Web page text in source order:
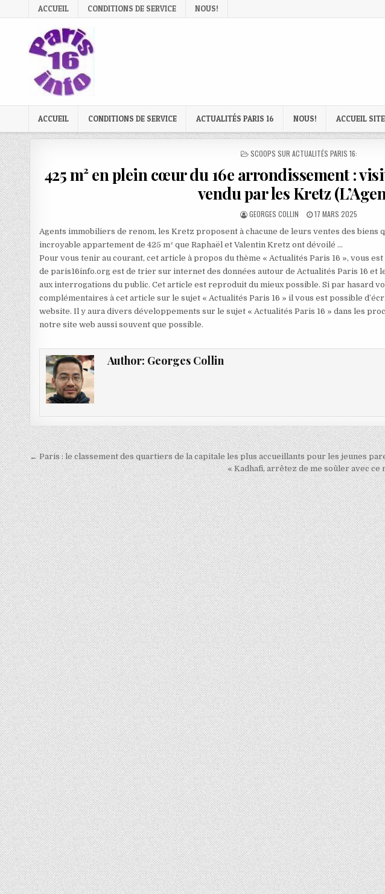
to
ACCUEIL CONDITIONS DE SERVICE NOUS!
ACCUEIL CONDITIONS DE SERVICE ACTUALITÉS PARIS 16 NOUS! ACCUEIL SITE
POSTED
SCOOPS SUR ACTUALITÉS PARIS 16:
425 m² en plein cœur du 16e arrondissement :
vendu par les Kretz
AUTHOR:
GEORGES COLLIN
PUBLISHED
17 MARS 2025
Agents immobiliers de renom, les Kretz proposent à chacune de leurs ventes des biens
incroyable appartement de 425 m² que Raphaël et Valentin Kretz ont dévoilé …
Pour vous tenir au courant, cet article à propos du thème « Actualités Paris 16 », vous
de paris16info.org est de trier sur internet des données autour de Actualités Paris 16 et
aux interrogations du public. Cet article est reproduit du mieux possible. Si par hasard
complémentaires à cet article sur le sujet « Actualités Paris 16 » il vous est possible
website. Il y aura divers développements sur le sujet « Actualités Paris 16 » dans les
notre site web aussi souvent que possible.
Author: Georges Collin
Navigation
de
l’article
← Paris : le classement des quartiers de la capitale les plus accueillants pour les jeunes
« Kadhafi, arrêtez de me soûler avec